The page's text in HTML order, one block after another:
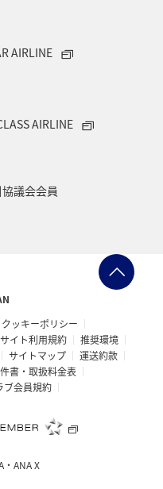
AIRLINE
AIRLINE
議会会員
クッキーポリシー
サイト利用規約
推奨環境
サイトマップ
運送約款
書・取扱料金表
ブ会員規約
・ANA X